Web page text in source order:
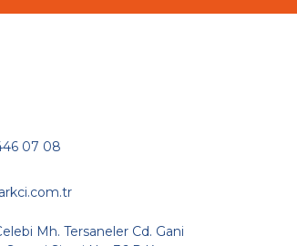
07 08
Mh. Tersaneler Cd. Gani